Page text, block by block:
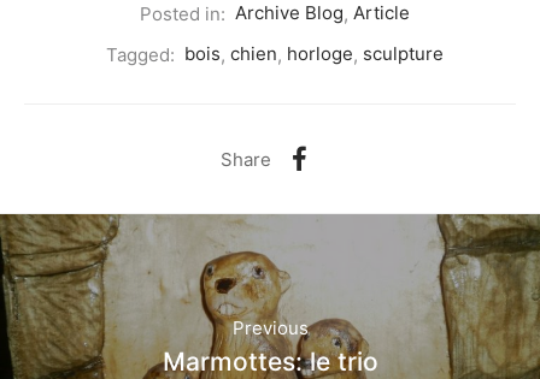
Posted in: Archive Blog, Article
Tagged: bois, chien, horloge, sculpture
Share
Previous
Marmottes: le trio